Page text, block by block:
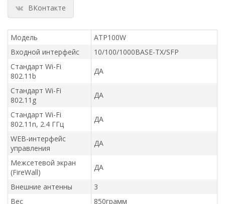
ВКонтакте
Модель
ATP100W
Входной интерфейс
10/100/1000BASE-TX/SFP
Стандарт Wi-Fi
802.11b
ДА
Стандарт Wi-Fi
802.11g
ДА
Стандарт Wi-Fi
802.11n, 2.4 ГГц
ДА
WEB-интерфейс
управления
ДА
Межсетевой экран
(FireWall)
ДА
Внешние антенны
3
Вес
850грамм